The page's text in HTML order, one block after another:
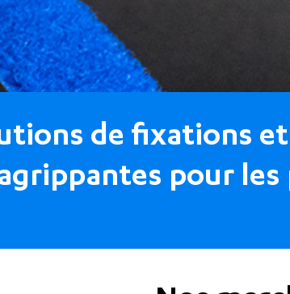
de fixations
pour